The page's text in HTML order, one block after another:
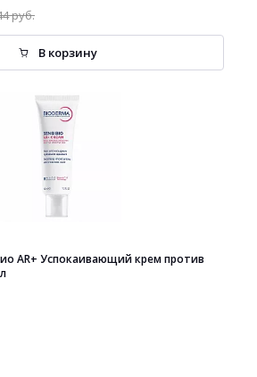
руб.
В корзину
AR+ Успокаивающий крем против